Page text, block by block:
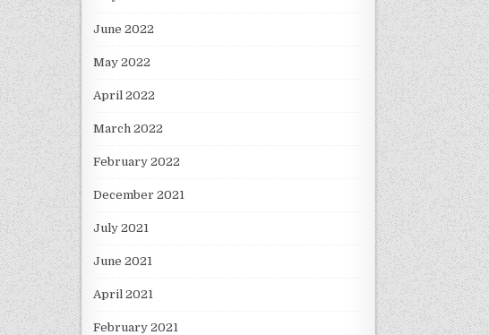
June 2022
May 2022
April 2022
March 2022
February 2022
December 2021
July 2021
June 2021
April 2021
February 2021